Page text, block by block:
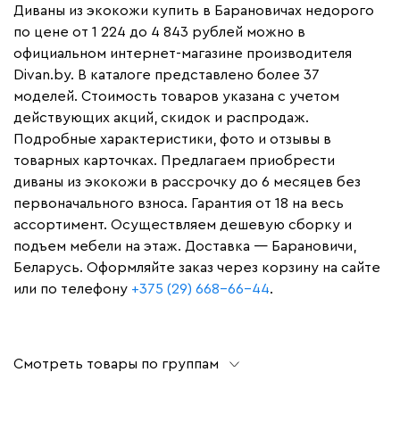
Диваны из экокожи купить в Барановичах недорого
по цене от 1 224 до 4 843 рублей можно в
официальном интернет-магазине производителя
Divan.by. В каталоге представлено более 37
моделей. Стоимость товаров указана с учетом
действующих акций, скидок и распродаж.
Подробные характеристики, фото и отзывы в
товарных карточках. Предлагаем приобрести
диваны из экокожи в рассрочку до 6 месяцев без
первоначального взноса. Гарантия от 18 на весь
ассортимент. Осуществляем дешевую сборку и
подъем мебели на этаж. Доставка — Барановичи,
Беларусь. Оформляйте заказ через корзину на сайте
или по телефону +375 (29) 668-66-44.
Смотреть товары по группам